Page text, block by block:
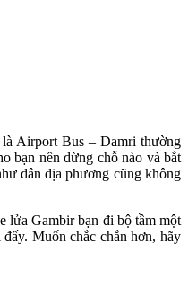
Airport Bus – Damri thường
bạn nên dừng chỗ nào và bắt
dân địa phương cũng không
lửa Gambir bạn đi bộ tầm một
Muốn chắc chắn hơn, hãy